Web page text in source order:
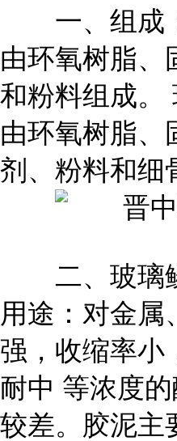
一、组成
由环氧树脂、
和粉料组成。
由环氧树脂、
剂、粉料和细
二、玻璃
用途：对金属
强，收缩率小
耐中 等浓度
较差。胶泥主